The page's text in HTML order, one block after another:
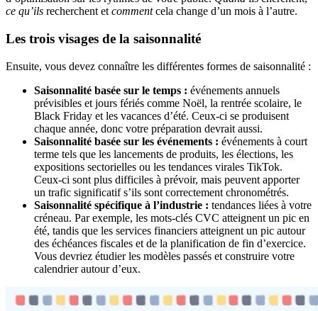
ce qu’ils recherchent etcommentcela change d’un mois à l’autre.
Les trois visages de la saisonnalité
Ensuite, vous devez connaître les différentes formes de saisonnalité :
Saisonnalité basée sur le temps : événements annuels
prévisibles et jours fériés comme Noël, la rentrée scolaire, le
Black Friday et les vacances d’été. Ceux-ci se produisent
chaque année, donc votre préparation devrait aussi.
Saisonnalité basée sur les événements : événements à court
terme tels que les lancements de produits, les élections, les
expositions sectorielles ou les tendances virales TikTok.
Ceux-ci sont plus difficiles à prévoir, mais peuvent apporter
un trafic significatif s’ils sont correctement chronométrés.
Saisonnalité spécifique à l’industrie : tendances liées à votre
créneau. Par exemple, les mots-clés CVC atteignent un pic en
été, tandis que les services financiers atteignent un pic autour
des échéances fiscales et de la planification de fin d’exercice.
Vous devriez étudier les modèles passés et construire votre
calendrier autour d’eux.